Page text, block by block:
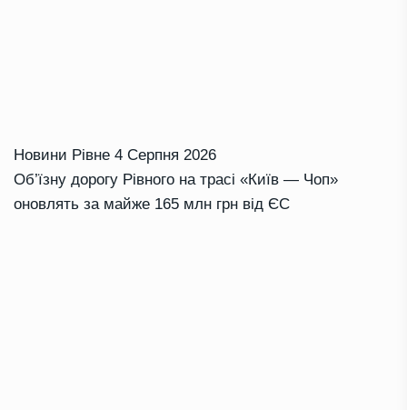
Новини Рівне 4 Серпня 2026
Об’їзну дорогу Рівного на трасі «Київ — Чоп»
оновлять за майже 165 млн грн від ЄС